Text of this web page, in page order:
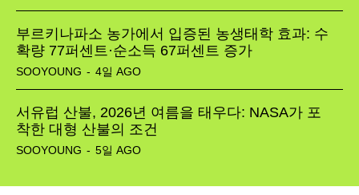
부르키나파소 농가에서 입증된 농생태학 효과: 수
확량 77퍼센트·순소득 67퍼센트 증가
SOOYOUNG - 4일 AGO
서유럽 산불, 2026년 여름을 태우다: NASA가 포
착한 대형 산불의 조건
SOOYOUNG - 5일 AGO